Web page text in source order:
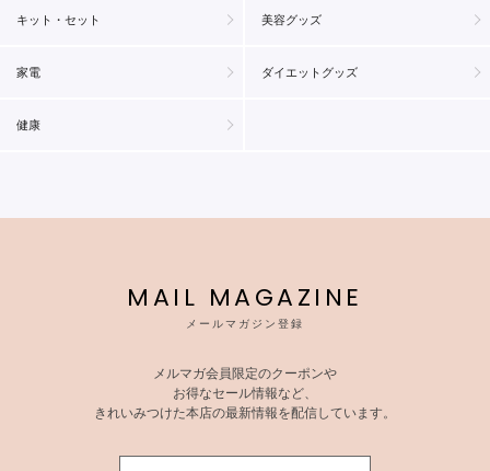
キット・セット 美容グッズ
家電 ダイエットグッズ
健康
MAIL MAGAZINE
メールマガジン登録
メルマガ会員限定のクーポンや
お得なセール情報など、
きれいみつけた本店の最新情報を配信しています。